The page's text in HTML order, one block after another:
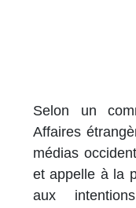
Selon un
Affaires
médias
et appelle à la
aux